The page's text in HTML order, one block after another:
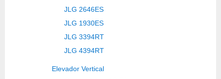
JLG 2646ES
JLG 1930ES
JLG 3394RT
JLG 4394RT
Elevador Vertical